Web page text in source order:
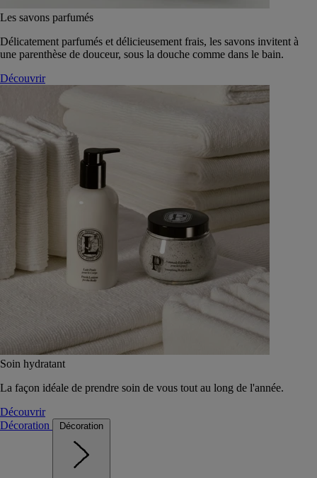
Les savons parfumés
Délicatement parfumés et délicieusement frais, les savons invitent à
une parenthèse de douceur, sous la douche comme dans le bain.
Découvrir
Soin hydratant
La façon idéale de prendre soin de vous tout au long de l'année.
Découvrir
Décoration
Décoration